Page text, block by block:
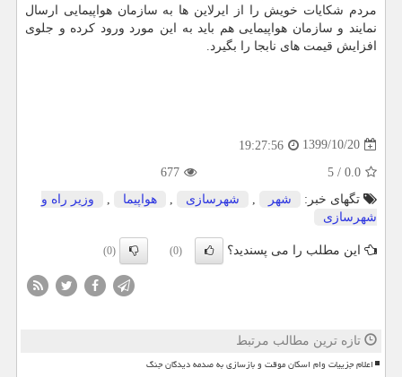
مردم شکایات خویش را از ایرلاین ها به سازمان هواپیمایی ارسال
نمایند و سازمان هواپیمایی هم باید به این مورد ورود کرده و جلوی
افزایش قیمت های نابجا را بگیرد.
1399/10/20
19:27:56
0.0
/
5
677
تگهای خبر:
شهر شهرسازی هواپیما
وزیر راه و
شهرسازی
این مطلب را می پسندید؟ (0)
(0)
تازه ترین مطالب مرتبط
اعلام جزییات وام اسکان موقت و بازسازی به صدمه دیدگان جنگ